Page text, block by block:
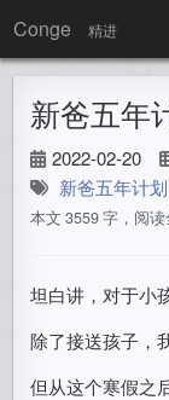
Conge 精进
新爸五年
2022-02-20
新爸五年计划
本文 3559 字，阅
坦白讲，对于小
除了接送孩子，
但从这个寒假之